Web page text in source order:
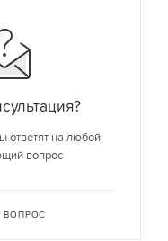
ответят на любой
вопрос
ВОПРОС